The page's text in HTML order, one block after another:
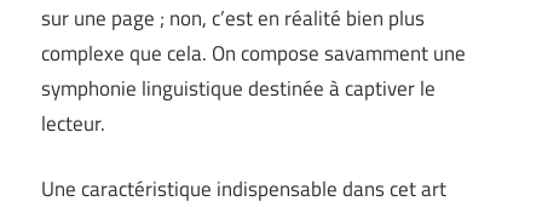
sur une page ; non, c’est en réalité bien plus
complexe que cela. On compose savamment une
symphonie linguistique destinée à captiver le
lecteur.
Une caractéristique indispensable dans cet art